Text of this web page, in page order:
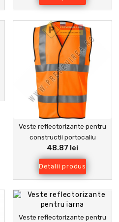
Veste reflectorizante pentru
constructii portocaliu
48.87 lei
Detalii produs
Veste reflectorizante pentru